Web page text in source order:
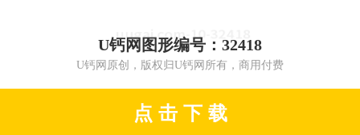
U钙网图形编号：32418
U钙网原创，版权归U钙网所有，商用付费
点 击 下 载